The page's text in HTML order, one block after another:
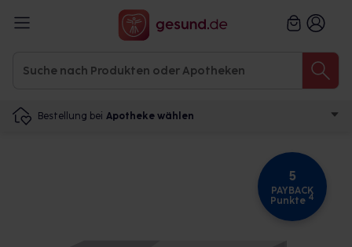
Bestellung bei Apotheke wählen
5
PAYBACK
Punkte 4